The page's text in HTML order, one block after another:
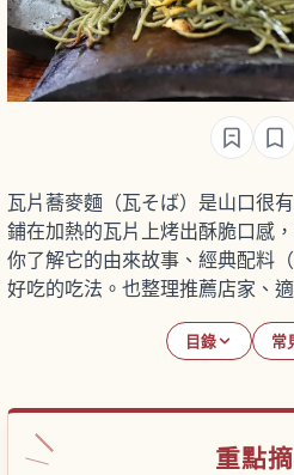
瓦片蕎麥麵（瓦そば）是山口很
鋪在加熱的瓦片上烤出酥脆口感
你了解它的由來故事、經典配料
好吃的吃法。也整理推薦店家、
目錄 常
重點